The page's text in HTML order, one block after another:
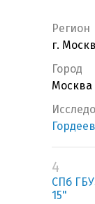
Регион
г.
Город
Москва
4
СПб
15"